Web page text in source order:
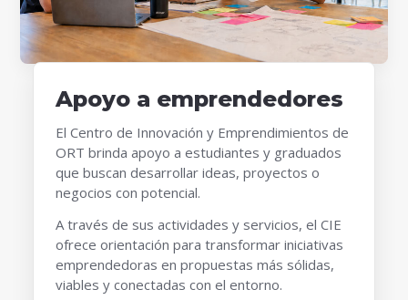
Apoyo a emprendedores
El Centro de Innovación y Emprendimientos de
ORT brinda apoyo a estudiantes y graduados
que buscan desarrollar ideas, proyectos o
negocios con potencial.
A través de sus actividades y servicios, el CIE
ofrece orientación para transformar iniciativas
emprendedoras en propuestas más sólidas,
viables y conectadas con el entorno.